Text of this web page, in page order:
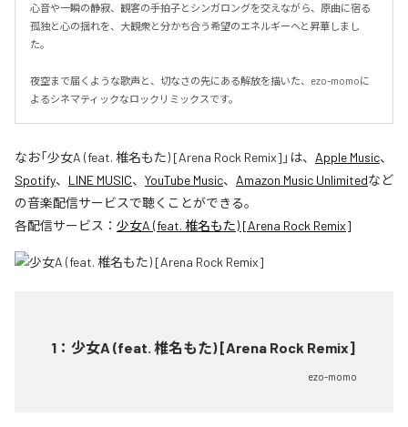
心音や一瞬の静寂、観客の手拍子とシンガロングを交えながら、原曲に宿る
孤独と心の揺れを、大観衆と分かち合う希望のエネルギーへと昇華しまし
た。
夜空まで届くような歌声と、切なさの先にある解放を描いた、ezo-momoに
よるシネマティックなロックリミックスです。
なお「少女A (feat. 椎名もた) [Arena Rock Remix] 」は、 Apple Music、
Spotify、 LINE MUSIC、 YouTube Music、 Amazon Music Unlimitedなど
の音楽配信サービスで聴くことができる。
各配信サービス： 少女A (feat. 椎名もた) [Arena Rock Remix]
1 ： 少女A (feat. 椎名もた) [Arena Rock Remix]
ezo-momo